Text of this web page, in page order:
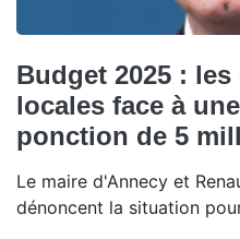
Budget 2025 :
locales face à
ponction de 5
Le maire d'Annecy et
dénoncent la situation